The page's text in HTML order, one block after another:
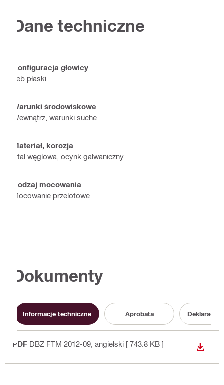
Dane techniczne
Konfiguracja głowicy
Łeb płaski
Warunki środowiskowe
Wewnątrz, warunki suche
Materiał, korozja
Stal węglowa, ocynk galwaniczny
Rodzaj mocowania
Mocowanie przelotowe
Dokumenty
Informacje techniczne Aprobata Deklaracja
PDF DBZ FTM 2012-09 , angielski [ 743.8 KB ]